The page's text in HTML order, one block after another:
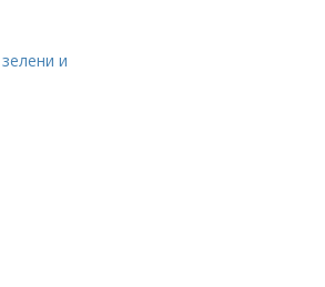
и